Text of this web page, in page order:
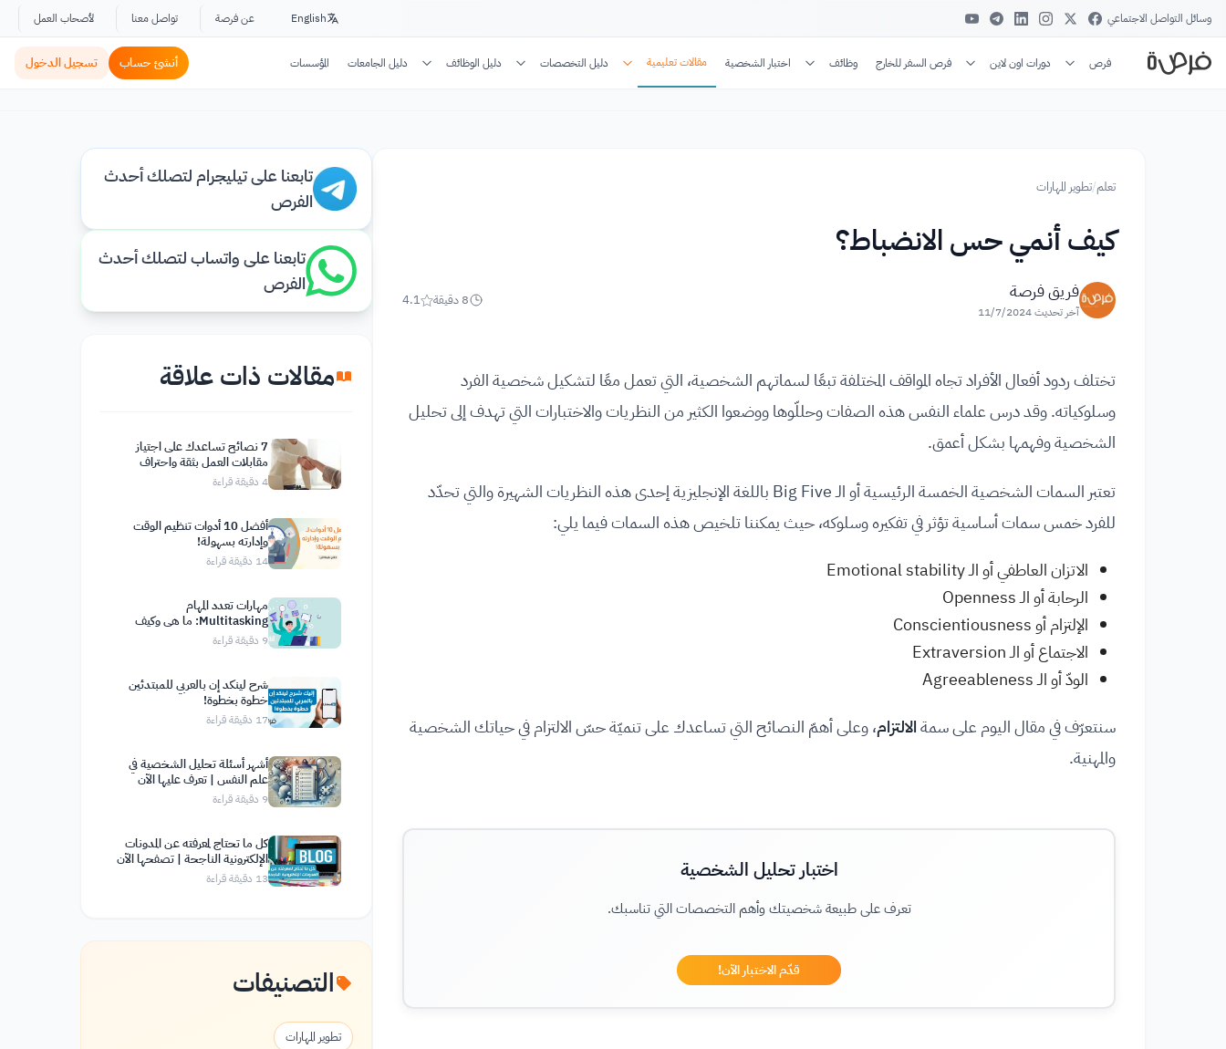
وسائل التواصل الاجتماعي English عن فرصة تواصل معنا لأصحاب العمل
فرص دورات اون لاين فرص السفر للخارج وظائف اختبار الشخصية مقالات تعليمية دليل التخصصات دليل الوظائف دليل الجامعات المؤسسات أنشئ حساب تسجيل الدخول
تعلم/تطوير المهارات
كيف أنمي حس الانضباط؟
فريق فرصة
آخر تحديث11/7/2024
8 دقيقة 4.1
تختلف ردود أفعال الأفراد تجاه المواقف المختلفة تبعًا لسماتهم الشخصية، التي تعمل معًا لتشكيل شخصية الفرد
وسلوكياته. وقد درس علماء النفس هذه الصفات وحللّوها ووضعوا الكثير من النظريات والاختبارات التي تهدف إلى تحليل
الشخصية وفهمها بشكل أعمق.
تعتبر السمات الشخصية الخمسة الرئيسية أو الـ Big Five باللغة الإنجليزية إحدى هذه النظريات الشهيرة والتي تحدّد
للفرد خمس سمات أساسية تؤثر في تفكيره وسلوكه، حيث يمكننا تلخيص هذه السمات فيما يلي:
الاتزان العاطفي أو الـ Emotional stability
الرحابة أو الـ Openness
الإلتزام أو Conscientiousness
الاجتماع أو الـ Extraversion
الودّ أو الـ Agreeableness
سنتعرّف في مقال اليوم على سمةالالتزام، وعلى أهمّ النصائح التي تساعدك على تنميّة حسّ الالتزام في حياتك الشخصية
والمهنية.
اختبار تحليل الشخصية
تعرف على طبيعة شخصيتك وأهم التخصصات التي تناسبك.
قدّم الاختبار الآن!
تابعنا على تيليجرام لتصلك أحدث
الفرص
تابعنا على واتساب لتصلك أحدث
الفرص
مقالات ذات علاقة
7 نصائح تساعدك على اجتياز
مقابلات العمل بثقة واحتراف
4 دقيقة قراءة
أفضل 10 أدوات تنظيم الوقت
وإدارته بسهولة!
14 دقيقة قراءة
مهارات تعدد المهام
Multitasking: ما هي وكيف
أطورها؟
9 دقيقة قراءة
شرح لينكد إن بالعربي للمبتدئين
خطوة بخطوة!
17 دقيقة قراءة
أشهر أسئلة تحليل الشخصية في
علم النفس | تعرف عليها الآن
9 دقيقة قراءة
كل ما تحتاج لمعرفته عن المدونات
الإلكترونية الناجحة | تصفحها الآن
13 دقيقة قراءة
التصنيفات
تطوير المهارات